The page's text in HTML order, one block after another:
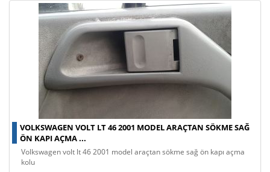
VOLKSWAGEN VOLT LT 46 2001 MODEL ARAÇTAN SÖKME SAĞ
ÖN KAPI AÇMA ...
volkswagen volt lt 46 2001 model araçtan sökme sağ ön kapı açma
kolu